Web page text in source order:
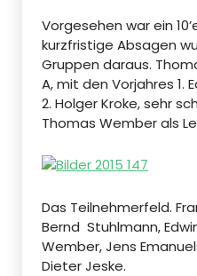
Vorgesehen war ein
kurzfristige Absagen
Gruppen daraus.
A, mit den Vorjahres 1.
2. Holger Kroke, sehr
Thomas Wember als
Das Teilnehmerfeld.
Bernd Stuhlmann,
Wember, Jens
Dieter Jeske.